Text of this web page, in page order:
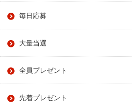
毎日応募
大量当選
全員プレゼント
先着プレゼント